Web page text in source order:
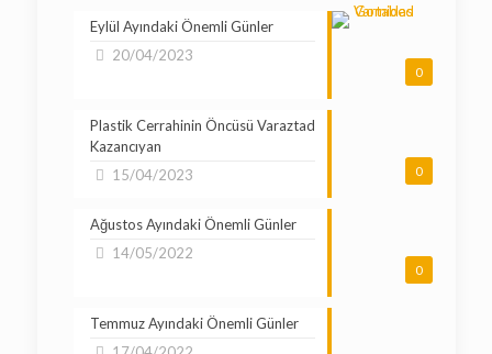
0
Eylül Ayındaki Önemli Günler
20/04/2023
0
Plastik Cerrahinin Öncüsü Varaztad
Kazancıyan
15/04/2023
0
Ağustos Ayındaki Önemli Günler
14/05/2022
Temmuz Ayındaki Önemli Günler